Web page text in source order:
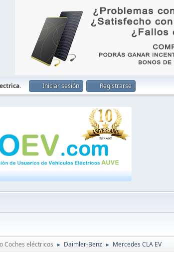
. Iniciar sesión Registrarse
Coches eléctricos ► Daimler-Benz ► Mercedes CLA EV